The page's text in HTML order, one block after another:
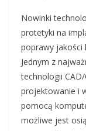
Nowinki
protetyki na
poprawy jakości
Jednym z
technologii
projektowanie i
pomocą
możliwe jest